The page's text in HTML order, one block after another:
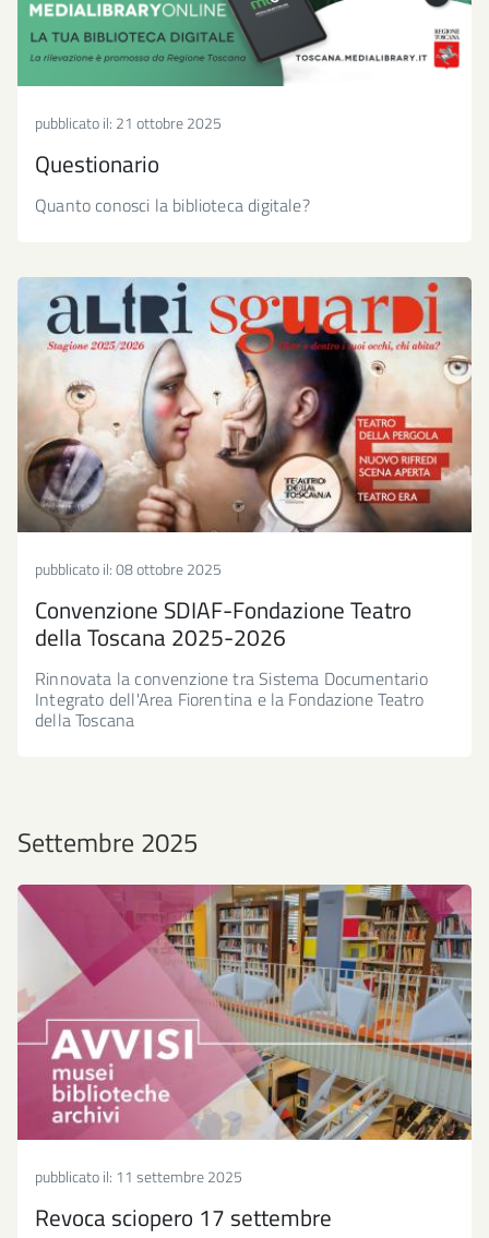
pubblicato il: 21 ottobre 2025
Questionario
Quanto conosci la biblioteca digitale?
pubblicato il:08 ottobre 2025
Convenzione SDIAF-Fondazione Teatro
della Toscana 2025-2026
Rinnovata la convenzione tra Sistema Documentario
Integrato dell'Area Fiorentina e la Fondazione Teatro
della Toscana
Settembre 2025
pubblicato il: 11 settembre 2025
Revoca sciopero 17 settembre